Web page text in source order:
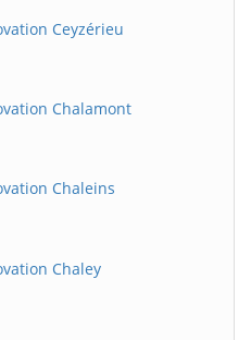
Ceyzérieu
Chalamont
Chaleins
Chaley